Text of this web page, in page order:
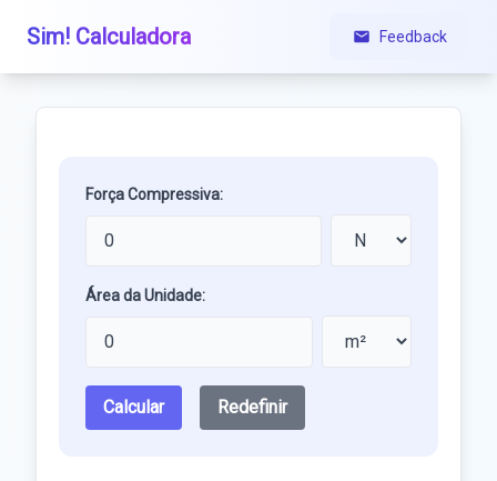
Sim! Calculadora Feedback
Força Compressiva:
Área da Unidade:
Calcular Redefinir